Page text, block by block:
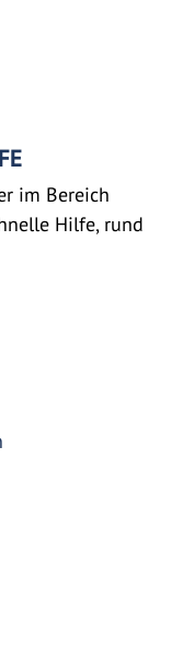
im Bereich
Hilfe, rund